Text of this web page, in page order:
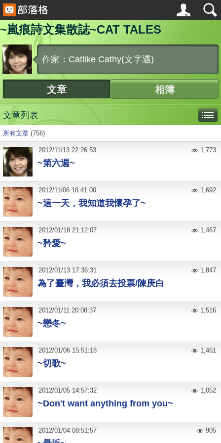
~嵐痕詩文集散誌~CAT TALES
作家：Catlike Cathy(文字遇)
文章 相簿
文章列表
所有文章 (756)
~第六週~
2012/11/13 22:26:53 1,773
~這一天，我知道我懷孕了~
2012/11/06 16:41:00 1,692
~矜愛~
2012/01/18 21:12:07 1,467
為了臺灣，我必須去投票/陳庚白
2012/01/13 17:36:31 1,847
~戀冬~
2012/01/11 20:08:37 1,516
~切歌~
2012/01/06 15:51:18 1,461
~Don't want anything from you~
2012/01/05 14:57:32 1,052
2012/01/04 08:51:57 905